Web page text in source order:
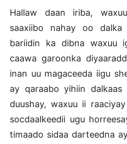
Hallaw daan iriba,
saaxiibo nahay oo
bariidin ka dibna waxuu
caawa garoonka
inan uu magaceeda iigu
ay qaraabo yihiin
duushay, waxuu ii
socdaalkeedii ugu
timaado sidaa darteedna